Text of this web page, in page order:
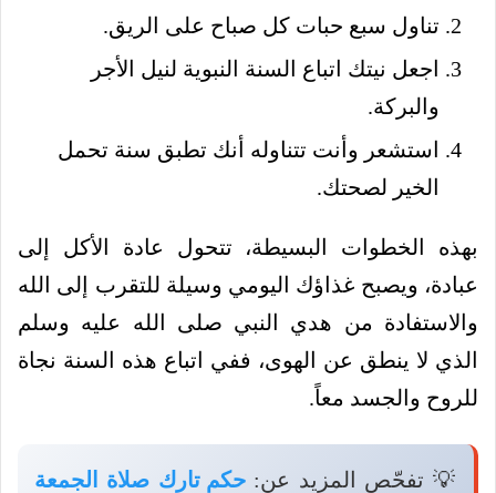
تناول سبع حبات كل صباح على الريق.
اجعل نيتك اتباع السنة النبوية لنيل الأجر
والبركة.
استشعر وأنت تتناوله أنك تطبق سنة تحمل
الخير لصحتك.
بهذه الخطوات البسيطة، تتحول عادة الأكل إلى
عبادة، ويصبح غذاؤك اليومي وسيلة للتقرب إلى الله
والاستفادة من هدي النبي صلى الله عليه وسلم
الذي لا ينطق عن الهوى، ففي اتباع هذه السنة نجاة
للروح والجسد معاً.
💡 تفحّص المزيد عن:حكم تارك صلاة الجمعة